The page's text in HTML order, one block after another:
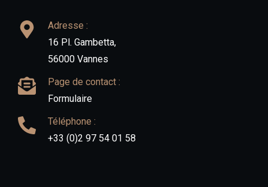
Adresse :
16 Pl. Gambetta,
56000 Vannes
Page de contact :
Formulaire
Téléphone :
+33 (0)2 97 54 01 58